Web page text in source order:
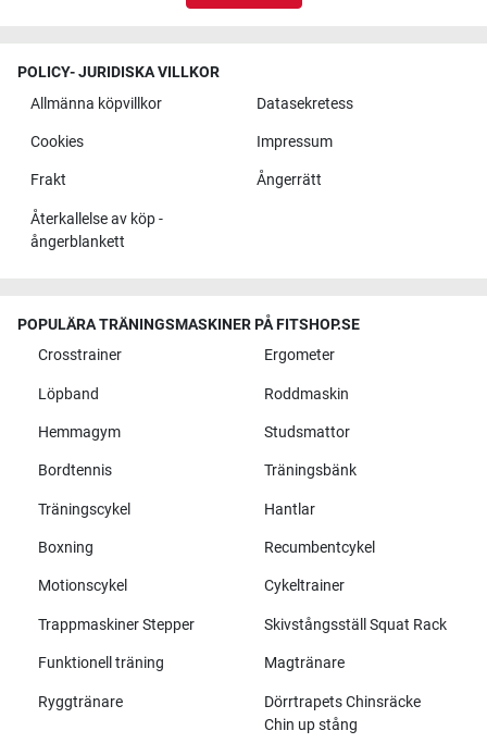
POLICY- JURIDISKA VILLKOR
Allmänna köpvillkor
Datasekretess
Cookies Impressum
Frakt Ångerrätt
Återkallelse av köp -
ångerblankett
POPULÄRA TRÄNINGSMASKINER PÅ FITSHOP.SE
Crosstrainer
Ergometer
Löpband Roddmaskin
Hemmagym Studsmattor
Bordtennis Träningsbänk
Träningscykel Hantlar
Boxning Recumbentcykel
Motionscykel Cykeltrainer
Trappmaskiner Stepper Skivstångsställ Squat Rack
Funktionell träning Magtränare
Ryggtränare
Dörrtrapets Chinsräcke
Chin up stång